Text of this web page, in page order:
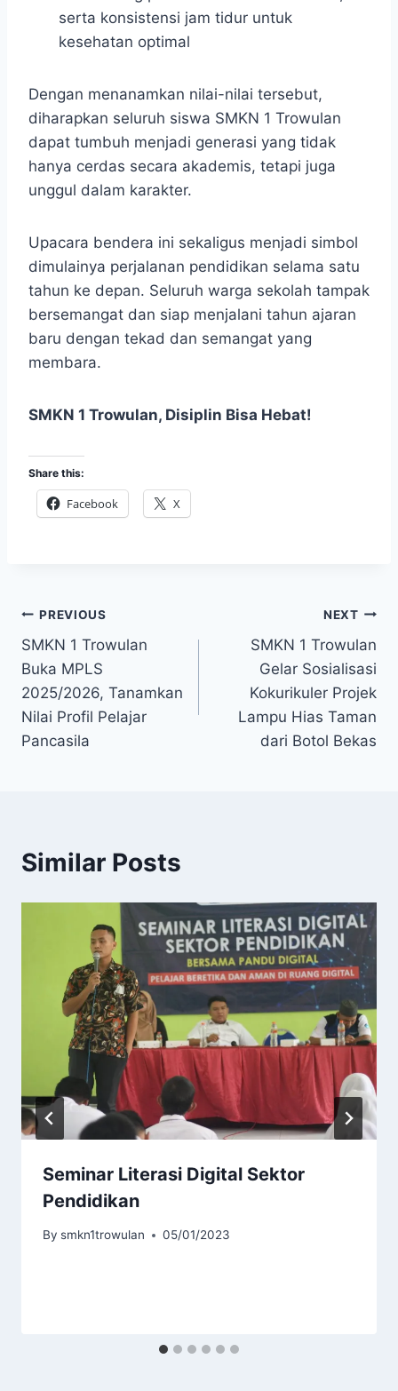
serta konsistensi jam tidur untuk
kesehatan optimal
Dengan menanamkan nilai-nilai tersebut,
diharapkan seluruh siswa SMKN 1 Trowulan
dapat tumbuh menjadi generasi yang tidak
hanya cerdas secara akademis, tetapi juga
unggul dalam karakter.
Upacara bendera ini sekaligus menjadi simbol
dimulainya perjalanan pendidikan selama satu
tahun ke depan. Seluruh warga sekolah tampak
bersemangat dan siap menjalani tahun ajaran
baru dengan tekad dan semangat yang
membara.
SMKN 1 Trowulan, Disiplin Bisa Hebat!
Share this:
Facebook X
Post
navigation
PREVIOUS
SMKN 1 Trowulan
Buka MPLS
2025/2026, Tanamkan
Nilai Profil Pelajar
Pancasila
NEXT
SMKN 1 Trowulan
Gelar Sosialisasi
Kokurikuler Projek
Lampu Hias Taman
dari Botol Bekas
Similar Posts
Seminar Literasi Digital Sektor
Pendidikan
By smkn1trowulan 05/01/2023